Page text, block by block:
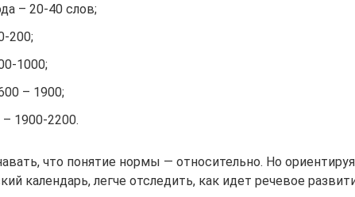
– 20-40 слов;
200;
1000;
– 1900;
– 1900-2200.
что понятие нормы — относительно. Но
календарь, легче отследить, как идет речевое